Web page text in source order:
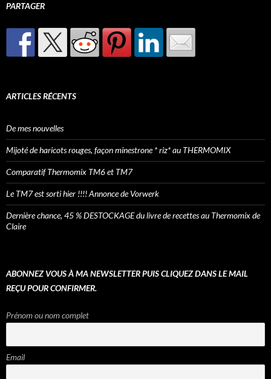
PARTAGER
ARTICLES RÉCENTS
De mes nouvelles
Mijoté de haricots rouges, façon minestrone * riz* au THERMOMIX
Comparatif Thermomix TM6 et TM7
Le TM7 est sorti hier !!!! Annonce de Vorwerk
Dernière chance, 45 % DESTOCKAGE du livre de recettes au Thermomix de
Claire
ABONNEZ VOUS À MA NEWSLETTER PUIS CLIQUEZ DANS LE MAIL
REÇU POUR CONFIRMER.
Prénom ou nom complet
Email